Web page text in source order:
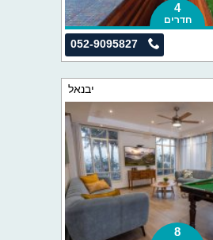
4
חדרים
052-9095827
יבנאל
8